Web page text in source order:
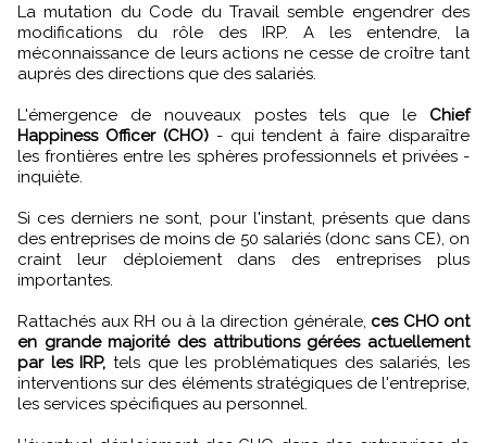
La mutation du Code du Travail semble engendrer des
modifications du rôle des IRP. A les entendre, la
méconnaissance de leurs actions ne cesse de croître tant
auprès des directions que des salariés.
L'émergence de nouveaux postes tels que le Chief
Happiness Officer (CHO)- qui tendent à faire disparaître
les frontières entre les sphères professionnels et privées -
inquiète.
Si ces derniers ne sont, pour l'instant, présents que dans
des entreprises de moins de 50 salariés (donc sans CE), on
craint leur déploiement dans des entreprises plus
importantes.
Rattachés aux RH ou à la direction générale, ces CHO ont
en grande majorité des attributions gérées actuellement
par les IRP, tels que les problématiques des salariés, les
interventions sur des éléments stratégiques de l'entreprise,
les services spécifiques au personnel.